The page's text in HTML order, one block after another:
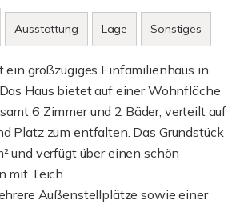
Ausstattung Lage Sonstiges
ein großzügiges Einfamilienhaus in
Haus bietet auf einer Wohnfläche
6 Zimmer und 2 Bäder, verteilt auf
Platz zum entfalten. Das Grundstück
und verfügt über einen schön
mit Teich.
Außenstellplätze sowie einer